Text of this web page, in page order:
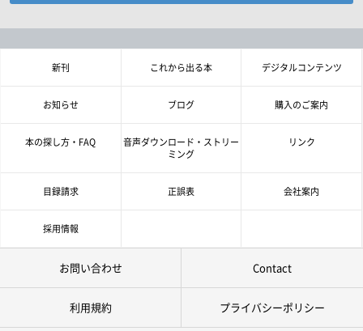
情報を入力、選択後検索ボタンを押してください。
言 語
ジャンル
新刊 これから出る本 デジタルコンテンツ
お知らせ ブログ 購入のご案内
本の探し方・FAQ
音声ダウンロード・ストリー
ミング
リンク
目録請求 正誤表 会社案内
採用情報
お問い合わせ Contact
利用規約 プライバシーポリシー